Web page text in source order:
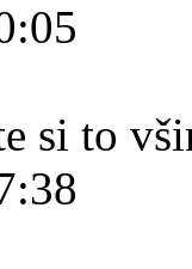
si to